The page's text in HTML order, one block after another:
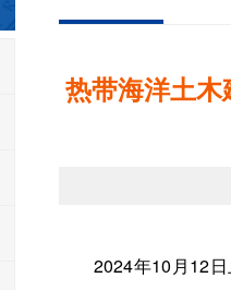
热带海洋土木
2024年10月12